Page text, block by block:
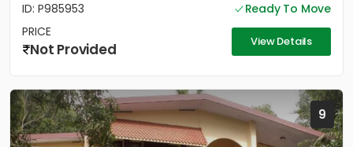
ID: P985953
Ready To Move
PRICE
Not Provided View Details
9